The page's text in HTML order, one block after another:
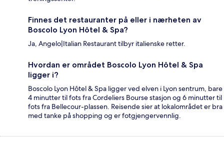
Finnes det restauranter på eller i nærheten av
Boscolo Lyon Hôtel & Spa?
Ja, Angelo|Italian Restaurant tilbyr italienske retter.
Hvordan er området Boscolo Lyon Hôtel & Spa
ligger i?
Boscolo Lyon Hôtel & Spa ligger ved elven i Lyon sentrum, bare
4 minutter til fots fra Cordeliers Bourse stasjon og 6 minutter til
fots fra Bellecour-plassen. Reisende sier at lokalområdet er bra
med tanke på shopping og er fotgjengervennlig.